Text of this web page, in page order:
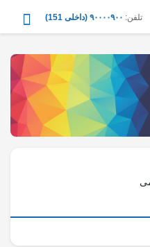
تلفن: ۹۰۰۰۰۹۰۰ (داخلی 151)